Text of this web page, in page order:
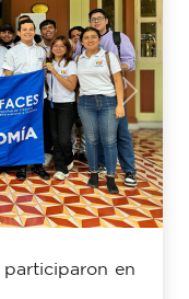
Next
en